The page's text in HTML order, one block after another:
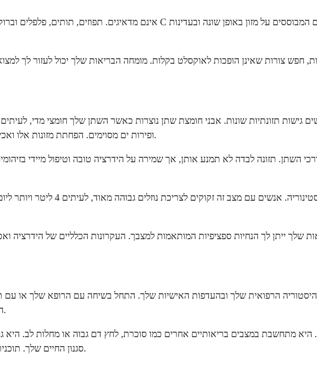
גישות תזונתיות שונות. אבני חומצת שתן נוצרות כאשר השתן שלך חומצי מדי,
ופירות ים מסוימים. הפחתת מזונות אלו ואכילת יותר פירות וירקות יכולה לעזור להפוך את השתן שלך לפחות חומצי.
השתן. תזונה לבדה לא תמנע אותן, אך שמירה על הידרציה טובה וטיפול מיידי
אבני ציסטין הן נדירות אף יותר
הרפואית שלך ובהעדפות האישיות שלך. התחל בשיחה עם הרופא שלך או עם
הקודמות שלך ואת התזונה הנוכחית שלך כדי ליצור המלצות רק בשבילך.
מתחשבת במצבים בריאותיים אחרים כמו סוכרת, לחץ דם גבוה או מחלות לב.
סגנון החיים שלך. תוכנית האכילה הטובה ביותר היא זו שאתה באמת יכול לדבוק בה לאורך זמן.